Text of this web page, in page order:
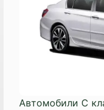
Автомобили C